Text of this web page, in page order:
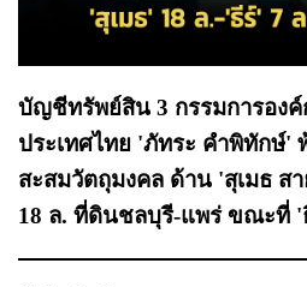
บัญชีทรัพย์สิน 3 กรรมการอง
ประเทศไทย 'ภัทระ คำพิทักษ์'
สะสมวัตถุมงคล ด้าน 'สุเมธ ส
18 ล. ที่ดินชลบุรี-แพร่ ขณะที่ '